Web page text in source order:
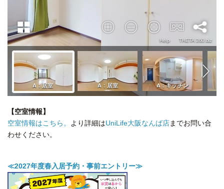
【空室情報】
空室情報はこちら。
より詳細はUniLife大阪なんば店までお問い合
わせください。
≪2027年度春入居予約・事前エントリー≫